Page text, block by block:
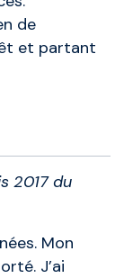
de
et partant
2017 du
Mon
J’ai